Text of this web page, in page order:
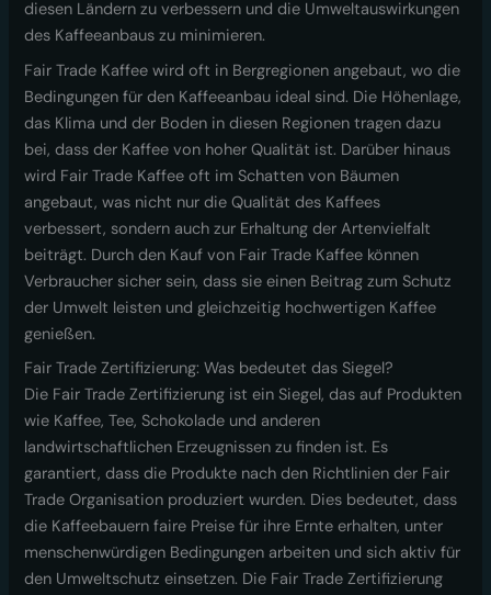
diesen Ländern zu verbessern und die Umweltauswirkungen
des Kaffeeanbaus zu minimieren.
Fair Trade Kaffee wird oft in Bergregionen angebaut, wo die
Bedingungen für den Kaffeeanbau ideal sind. Die Höhenlage,
das Klima und der Boden in diesen Regionen tragen dazu
bei, dass der Kaffee von hoher Qualität ist. Darüber hinaus
wird Fair Trade Kaffee oft im Schatten von Bäumen
angebaut, was nicht nur die Qualität des Kaffees
verbessert, sondern auch zur Erhaltung der Artenvielfalt
beiträgt. Durch den Kauf von Fair Trade Kaffee können
Verbraucher sicher sein, dass sie einen Beitrag zum Schutz
der Umwelt leisten und gleichzeitig hochwertigen Kaffee
genießen.
Fair Trade Zertifizierung: Was bedeutet das Siegel?
Die Fair Trade Zertifizierung ist ein Siegel, das auf Produkten
wie Kaffee, Tee, Schokolade und anderen
landwirtschaftlichen Erzeugnissen zu finden ist. Es
garantiert, dass die Produkte nach den Richtlinien der Fair
Trade Organisation produziert wurden. Dies bedeutet, dass
die Kaffeebauern faire Preise für ihre Ernte erhalten, unter
menschenwürdigen Bedingungen arbeiten und sich aktiv für
den Umweltschutz einsetzen. Die Fair Trade Zertifizierung